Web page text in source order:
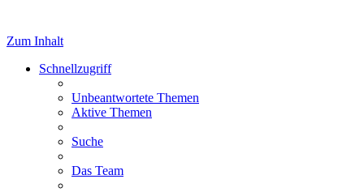
Zum Inhalt
Schnellzugriff
Unbeantwortete Themen
Aktive Themen
Suche
Das Team